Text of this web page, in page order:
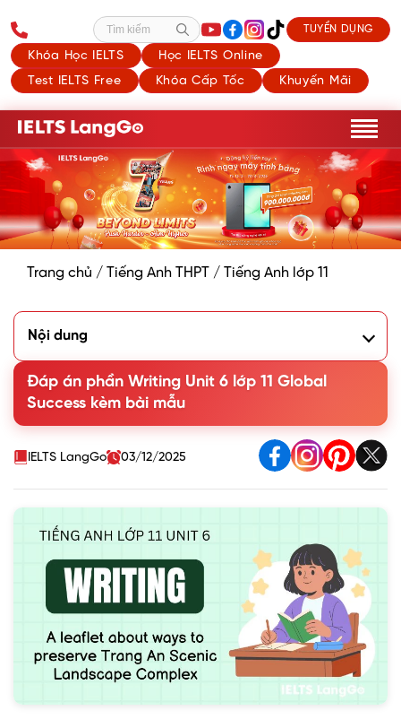
Khóa Học IELTS
Học IELTS Online
Test IELTS Free
Khóa Cấp Tốc Khuyến Mãi
Tìm kiếm TUYỂN DỤNG
Trang chủ / Tiếng Anh THPT / Tiếng Anh lớp 11
Nội dung
Landscape Complex may face and the possible solutions
in the correct blanks
2. Write a leaflet about the problems that Trang An may
face and the possible solutions to them. Use the ideas in 1
Đáp án phần Writing Unit 6 lớp 11 Global
Success kèm bài mẫu
IELTS LangGo 03/12/2025